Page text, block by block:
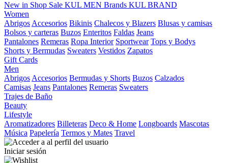
New in Shop Sale KUL MEN Brands KUL BRAND
Women
Abrigos Accesorios Bikinis Chalecos y Blazers Blusas y camisas
Bolsos y carteras Buzos Enteritos Faldas Jeans
Pantalones Remeras Ropa Interior Sportwear Tops y Bodys
Shorts y Bermudas Sweaters Vestidos Zapatos
Gift Cards
Men
Abrigos Accesorios Bermudas y Shorts Buzos Calzados
Camisas Jeans Pantalones Remeras Sweaters
Trajes de Baño
Beauty
Lifestyle
Aromatizadores Billeteras Deco & Home Longboards Mascotas
Música Papelería Termos y Mates Travel
Iniciar sesión